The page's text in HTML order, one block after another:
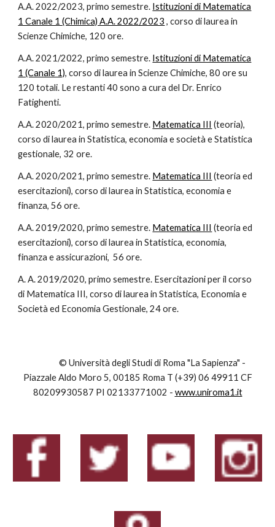
A.A. 2022/2023, primo semestre. Istituzioni di Matematica
1 Canale 1 (Chimica) A.A. 2022/2023 , corso di laurea in
Scienze Chimiche, 120 ore.
A.A. 2021/2022, primo semestre. Istituzioni di Matematica
1 (Canale 1), corso di laurea in Scienze Chimiche, 80 ore su
120 totali. Le restanti 40 sono a cura del Dr. Enrico
Fatighenti.
A.A. 2020/2021, primo semestre. Matematica III (teoria),
corso di laurea in Statistica, economia e società e Statistica
gestionale, 32 ore.
A.A. 2020/2021, primo semestre. Matematica III (teoria ed
esercitazioni), corso di laurea in Statistica, economia e
finanza, 56 ore.
A.A. 2019/2020, primo semestre. Matematica III (teoria ed
esercitazioni), corso di laurea in Statistica, economia,
finanza e assicurazioni, 56 ore.
A. A. 2019/2020, primo semestre. Esercitazioni per il corso
di Matematica III, corso di laurea in Statistica, Economia e
Società ed Economia Gestionale, 24 ore.
© Università degli Studi di Roma "La Sapienza" -
Piazzale Aldo Moro 5, 00185 Roma T (+39) 06 49911 CF
80209930587 PI 02133771002 - www.uniroma1.it